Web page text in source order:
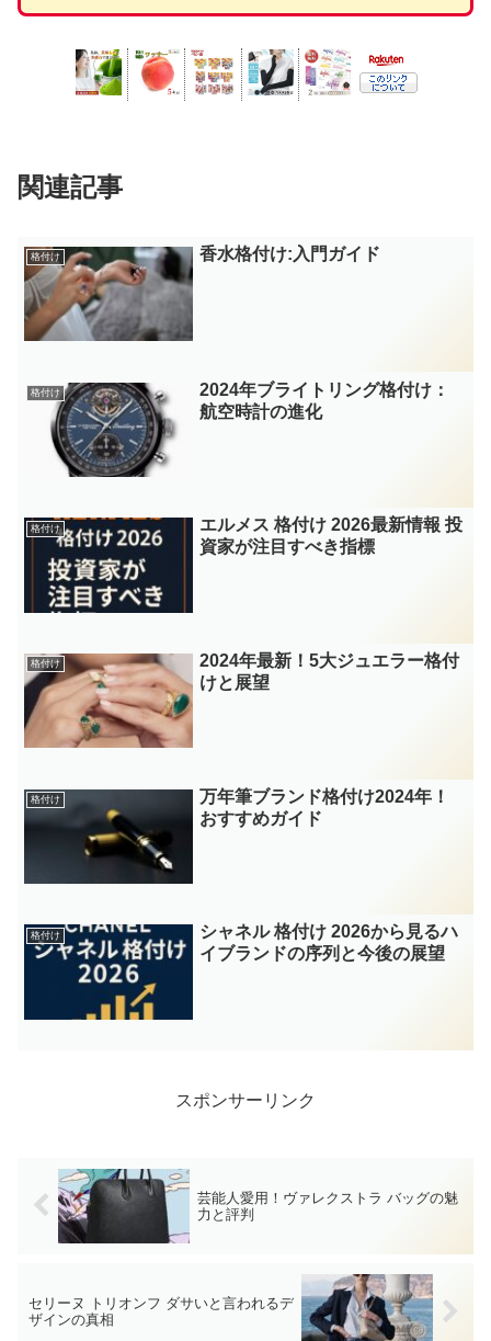
関連記事
格付け 香水格付け:入門ガイド
格付け
2024年ブライトリング格付け：
航空時計の進化
格付け
エルメス 格付け 2026最新情報 投
資家が注目すべき指標
格付け
2024年最新！5大ジュエラー格付
けと展望
格付け
万年筆ブランド格付け2024年！
おすすめガイド
格付け
シャネル 格付け 2026から見るハ
イブランドの序列と今後の展望
スポンサーリンク
芸能人愛用！ヴァレクストラ バッグの魅
力と評判
セリーヌ トリオンフ ダサいと言われるデ
ザインの真相